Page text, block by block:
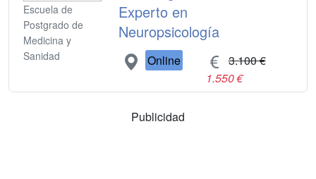
Escuela de
Postgrado de
Medicina y
Sanidad
Experto en
Neuropsicología
Online
3.100 €
1.550 €
Publicidad